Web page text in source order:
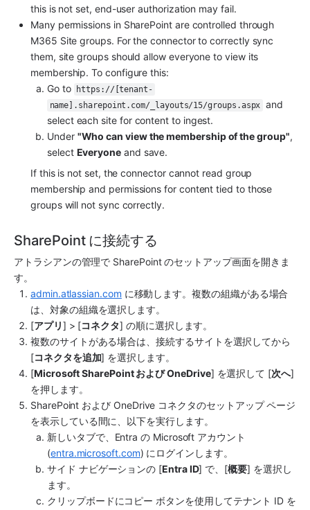
this is not set, end-user authorization may fail.
Many permissions in SharePoint are controlled through
M365 Site groups. For the connector to correctly sync
them, site groups should allow everyone to view its
membership. To configure this:
Go to
https://[tenant-
name].sharepoint.com/_layouts/15/groups.aspx and
select each site for content to ingest.
Under "Who can view the membership of the group",
select Everyone and save.
If this is not set, the connector cannot read group
membership and permissions for content tied to those
groups will not sync correctly.
SharePoint に接続する
アトラシアンの管理で SharePoint のセットアップ画面を開きま
す。
admin.atlassian.com に移動します。複数の組織がある場合
は、対象の組織を選択します。
[アプリ] > [コネクタ] の順に選択します。
複数のサイトがある場合は、接続するサイトを選択してから
[コネクタを追加] を選択します。
[Microsoft SharePoint および OneDrive] を選択して [次へ]
を押します。
SharePoint および OneDrive コネクタのセットアップ ページ
を表示している間に、以下を実行します。
新しいタブで、Entra の Microsoft アカウント
(entra.microsoft.com) にログインします。
サイド ナビゲーションの [Entra ID] で、[概要] を選択し
ます。
クリップボードにコピー ボタンを使用してテナント ID を